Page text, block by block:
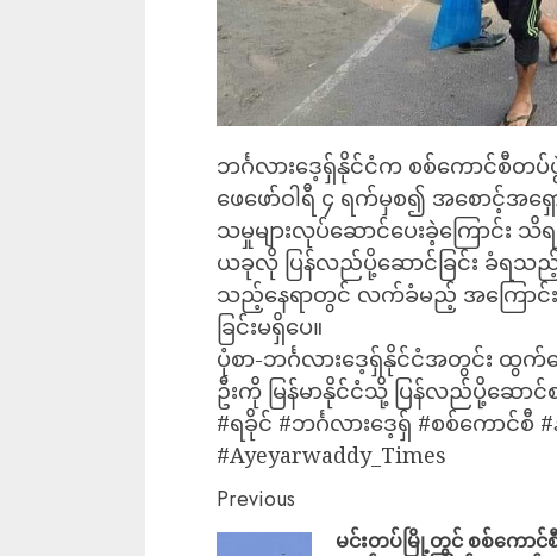
ဘင်္ဂလားဒေ့ရှ်နိုင်ငံက စစ်ကောင်စီတ
ဖေဖော်ဝါရီ ၄ ရက်မှစ၍ အစောင့်အရှ
သမှုများလုပ်ဆောင်ပေးခဲ့ကြောင်း
ယခုလို ပြန်လည်ပို့ဆောင်ခြင်း ခံရ
သည့်နေရာတွင် လက်ခံမည့် အကြောင်
ခြင်းမရှိပေ။
ပုံစာ-ဘင်္ဂလားဒေ့ရှ်နိုင်ငံအတွင်း ထွက်
ဦးကို မြန်မာနိုင်ငံသို့ ပြန်လည်ပို့ဆောင်
#ရခိုင် #ဘင်္ဂလားဒေ့ရှ် #စစ်ကောင်စီ
#Ayeyarwaddy_Times
Previous
မင်းတပ်မြို့တွင် စစ်ကောင်